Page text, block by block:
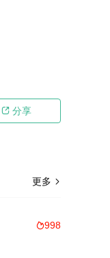
 分享
更多 
998